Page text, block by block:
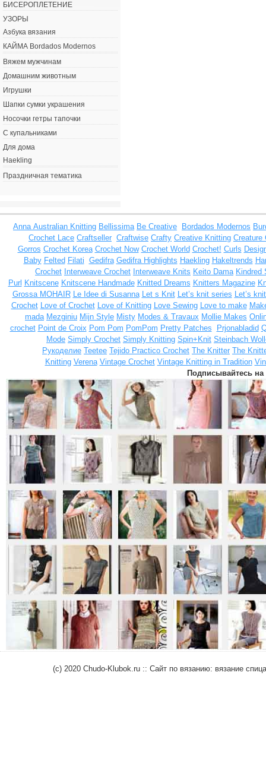
БИСЕРОПЛЕТЕНИЕ
УЗОРЫ
Азбука вязания
КАЙМА Bordados Modernos
Вяжем мужчинам
Домашним животным
Игрушки
Шапки сумки украшения
Носочки гетры тапочки
С купальниками
Для дома
Haekling
Праздничная тематика
Anna Australian Knitting Bellissima Be Creative Bordados Modernos
Crochet Lace Craftseller Craftwise Crafty Creative Knitting Creature
Gorros Crochet Korea Crochet Now Crochet World Crochet! Curls
Baby Felted Filati Gedifra Gedifra Highlights Haekling Hakeltrends
Crochet Interweave Crochet Interweave Knits Keito Dama Kindred
Purl Knitscene Knitscene Handmade Knitted Dreams Knitters Magazine
Grossa MOHAIR Le Idee di Susanna Let s Knit Let’s knit series Let’s
Crochet Love of Crochet Love of Knitting Love Sewing Love to make
mada Mezginiu Mijn Style Misty Modes & Travaux Mollie Makes
crochet Point de Croix Pom Pom PomPom Pretty Patches Prjonabladid
Mode Simply Crochet Simply Knitting Spin+Knit Steinbach
Рукоделие Teetee Tejido Practico Crochet The Knitter The
Knitting Verena Vintage Crochet Vintage Knitting in Tradition
Подписывайтесь
(c) 2020 Chudo-Klubok.ru :: Сайт по вязанию: вязание